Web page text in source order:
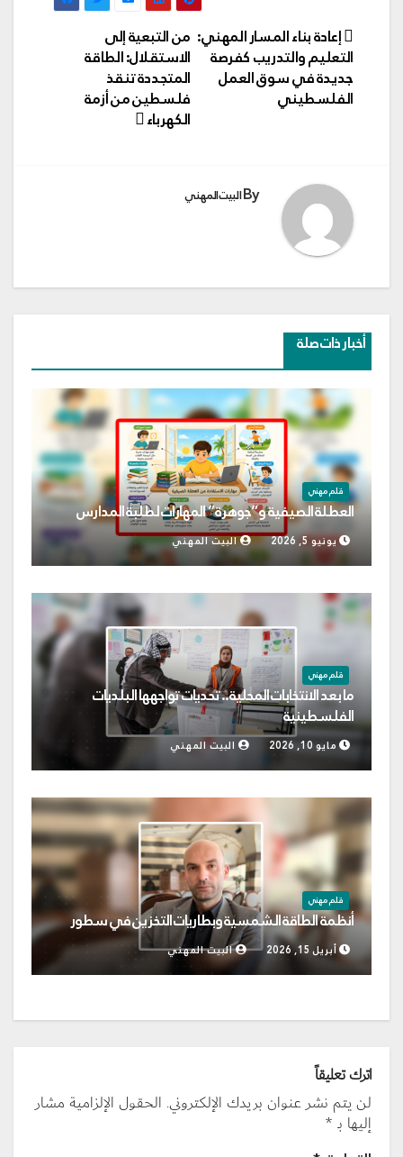
تصفّح
المقالات
من التبعية إلى
الاستقلال: الطاقة
المتجددة تنقذ
فلسطين من أزمة
الكهرباء
إعادة بناء المسار المهني:
التعليم والتدريب كفرصة
جديدة في سوق العمل
الفلسطيني
Byالبيت المهني
أخبار ذات صلة
قلم مهني
العطلة الصيفية و”جوهرة” المهارات لطلبة المدارس
يونيو 5, 2026 البيت المهني
قلم مهني
ما بعد الانتخابات المحلية.. تحديات تواجهها البلديات
الفلسطينية
مايو 10, 2026 البيت المهني
قلم مهني
أنظمة الطاقة الشمسية وبطاريات التخزين في سطور
أبريل 15, 2026 البيت المهني
اترك تعليقاً
لن يتم نشر عنوان بريدك الإلكتروني. الحقول الإلزامية مشار
إليها بـ *